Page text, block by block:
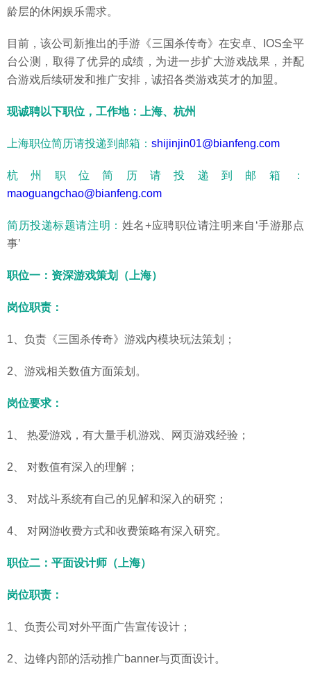
龄层的休闲娱乐需求。
目前，该公司新推出的手游《三国杀传奇》在安卓、IOS全平
台公测，取得了优异的成绩，为进一步扩大游戏战果，并配
合游戏后续研发和推广安排，诚招各类游戏英才的加盟。
现诚聘以下职位，工作地：上海、杭州
上海职位简历请投递到邮箱： shijinjin01@bianfeng.com
杭州职位简历请投递到邮箱：
maoguangchao@bianfeng.com
简历投递标题请注明： 姓名+应聘职位请注明来自‘手游那点
事’
职位一：资深游戏策划（上海）
岗位职责：
1、负责《三国杀传奇》游戏内模块玩法策划；
2、游戏相关数值方面策划。
岗位要求：
1、 热爱游戏，有大量手机游戏、网页游戏经验；
2、 对数值有深入的理解；
3、 对战斗系统有自己的见解和深入的研究；
4、 对网游收费方式和收费策略有深入研究。
职位二：平面设计师（上海）
岗位职责：
1、负责公司对外平面广告宣传设计；
2、边锋内部的活动推广banner与页面设计。